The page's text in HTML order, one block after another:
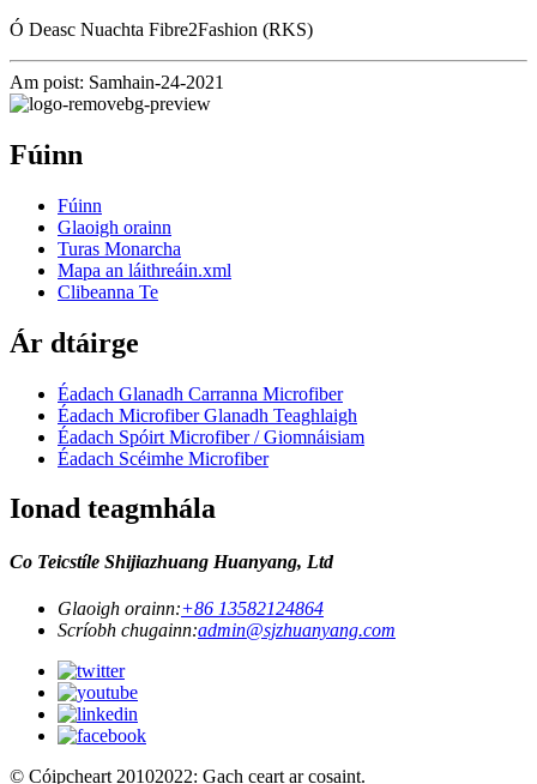
Ó Deasc Nuachta Fibre2Fashion (RKS)
Am poist: Samhain-24-2021
Fúinn
Fúinn
Glaoigh orainn
Turas Monarcha
Mapa an láithreáin.xml
Clibeanna Te
Ár dtáirge
Éadach Glanadh Carranna Microfiber
Éadach Microfiber Glanadh Teaghlaigh
Éadach Spóirt Microfiber / Giomnáisiam
Éadach Scéimhe Microfiber
Ionad teagmhála
Co Teicstíle Shijiazhuang Huanyang, Ltd
Glaoigh orainn:+86 13582124864
Scríobh chugainn:admin@sjzhuanyang.com
© Cóipcheart 20102022: Gach ceart ar cosaint.